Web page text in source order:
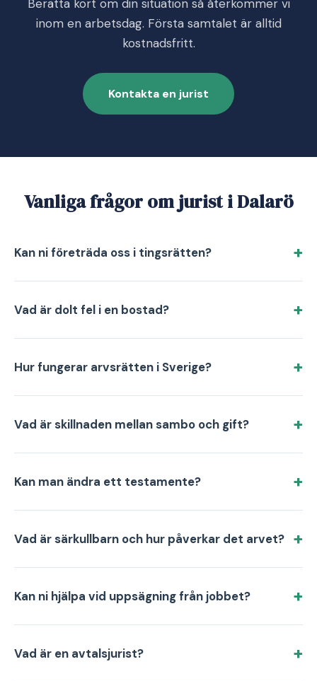
Berätta kort om din situation så återkommer vi
inom en arbetsdag. Första samtalet är alltid
kostnadsfritt.
Kontakta en jurist
Vanliga frågor om jurist i Dalarö
Kan ni företräda oss i tingsrätten?
Vad är dolt fel i en bostad?
Hur fungerar arvsrätten i Sverige?
Vad är skillnaden mellan sambo och gift?
Kan man ändra ett testamente?
Vad är särkullbarn och hur påverkar det arvet?
Kan ni hjälpa vid uppsägning från jobbet?
Vad är en avtalsjurist?